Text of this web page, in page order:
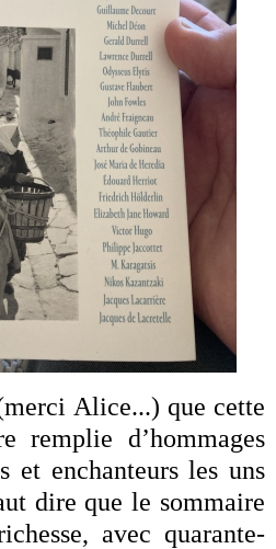
Alice...) que cette
remplie d’hommages
et enchanteurs les uns
dire que le sommaire
avec quarante-